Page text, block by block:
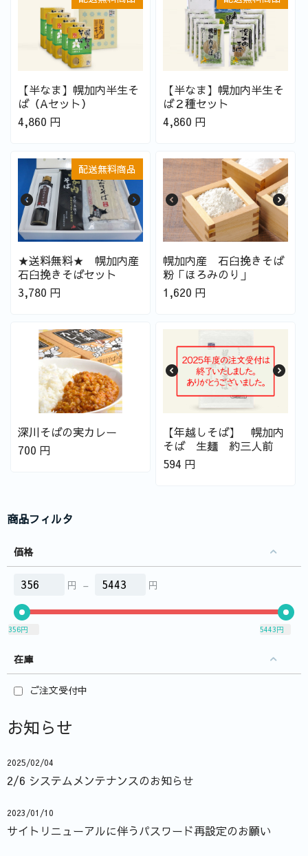
商品フィルタ
価格
円 – 円
356円 5443円
在庫
ご注文受付中
お知らせ
2025/02/04
2/6 システムメンテナンスのお知らせ
2023/01/10
サイトリニューアルに伴うパスワード再設定のお願い
【半なま】幌加内半生そ
ば（Aセット）
4,860 円
【半なま】幌加内半生そ
ば２種セット
4,860 円
配送無料商品
★送料無料★ 幌加内産
石臼挽きそばセット
3,780 円
幌加内産 石臼挽きそば
粉「ほろみのり」
1,620 円
深川そばの実カレー
700 円
【年越しそば】 幌加内
そば 生麺 約三人前
594 円